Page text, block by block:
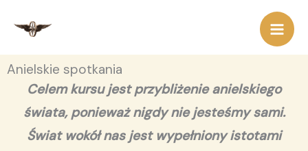
treści
Anielskie spotkania
Celem kursu jest przybliżenie anielskiego
świata, ponieważ nigdy nie jesteśmy sami.
Świat wokół nas jest wypełniony istotami